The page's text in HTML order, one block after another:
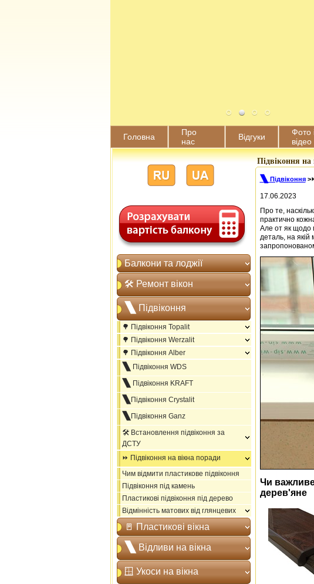
Головна
Про
нас
Відгуки
Фото
відео
Балкони та лоджії
🛠️ Ремонт вікон
🙽 Підвіконня
🌳 Підвіконня Topalit
🌳 Підвіконня Werzalit
🌳 Підвіконня Alber
🙽 Підвіконня WDS
🙽 Підвіконня KRAFT
🙽Підвіконня Crystalit
🙽Підвіконня Ganz
🛠️ Встановлення підвіконня за
ДСТУ
⏩ Підвіконня на вікна поради
Чим відмити пластикове підвіконня
Підвіконня під камень
Пластикові підвіконня під дерево
Відмінність матових від глянцевих
🚪 Пластикові вікна
🙽 Відливи на вікна
🪟 Укоси на вікна
Підвіконня на
🙽 Підвіконня>
17.06.2023
Про те,
практично
Але от як щодо
деталь, на
Чи
дерев'яне